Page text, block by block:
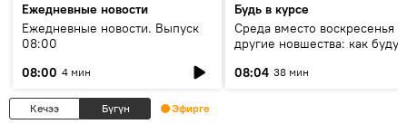
Ежедневные новости
Ежедневные новости. Выпуск
08:00
08:00 4 мин
Будь в курсе
Среда вместо воскресенья и
другие новшества: как будут
08:04 38 мин
Кечээ Бүгүн Эфирге